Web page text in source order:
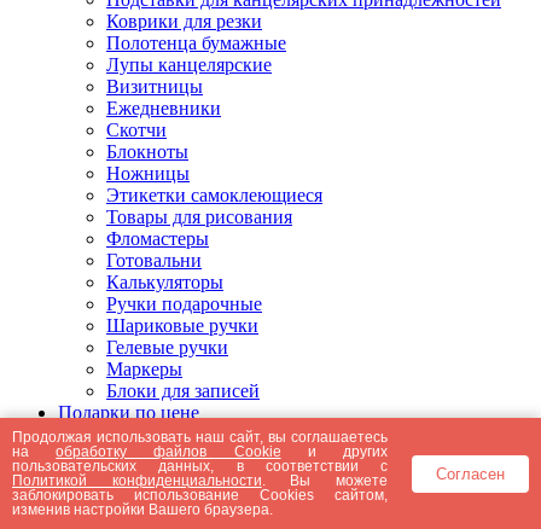
Коврики для резки
Полотенца бумажные
Лупы канцелярские
Визитницы
Ежедневники
Скотчи
Блокноты
Ножницы
Этикетки самоклеющиеся
Товары для рисования
Фломастеры
Готовальни
Калькуляторы
Ручки подарочные
Шариковые ручки
Гелевые ручки
Маркеры
Блоки для записей
Подарки по цене
Подарки от 5000 рублей
Подарки до 5000 рублей
Подарки до 3000 рублей
Подарки до 2000 рублей
Подарки до 1000 рублей
Продолжая использовать наш сайт, вы соглашаетесь
наобработку файлов Cookie и других
пользовательских данных, в соответствии с
Политикой конфиденциальности . Вы можете
заблокировать использование Cookies сайтом,
изменив настройки Вашего браузера.
Согласен